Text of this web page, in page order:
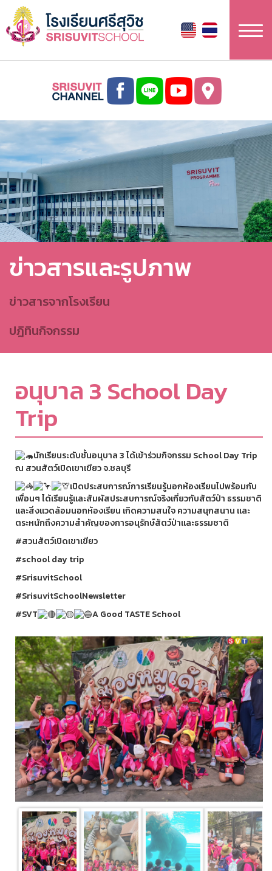
ยัง
เนื้อหา
ข่าวสารและรูปภาพ
ข่าวสารจากโรงเรียน
ปฎิทินกิจกรรม
อนุบาล 3 School Day
Trip
นักเรียนระดับชั้นอนุบาล 3 ได้เข้าร่วมกิจกรรม School Day Trip
ณ สวนสัตว์เปิดเขาเขียว จ.ชลบุรี
เปิดประสบการณ์การเรียนรู้นอกห้องเรียนไปพร้อมกับ
เพื่อนๆ ได้เรียนรู้และสัมผัสประสบการณ์จริงเกี่ยวกับสัตว์ป่า ธรรมชาติ
และสิ่งแวดล้อมนอกห้องเรียน เกิดความสนใจ ความสนุกสนาน และ
ตระหนักถึงความสำคัญของการอนุรักษ์สัตว์ป่าและธรรมชาติ
#สวนสัตว์เปิดเขาเขียว
#schoolday trip
#SrisuvitSchool
#SrisuvitSchoolNewsletter
#SVT
A Good TASTE School